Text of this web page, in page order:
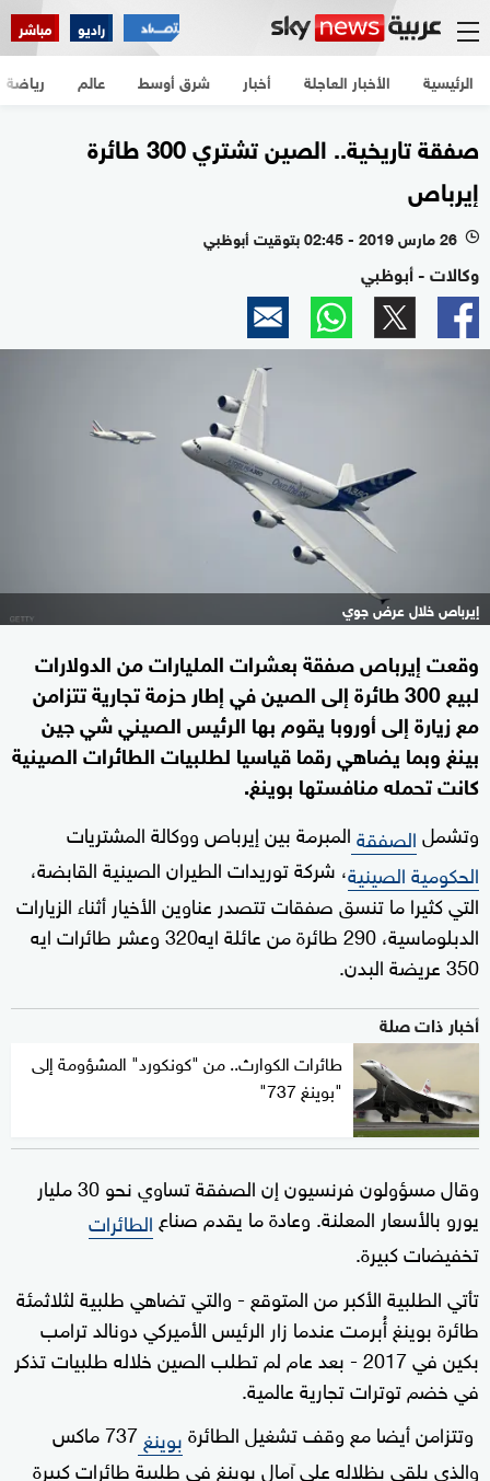
راديو مباشر
الرئيسية الأخبار العاجلة أخبار شرق أوسط عالم رياضة
صفقة تاريخية.. الصين تشتري 300 طائرة
إيرباص
l 26 مارس 2019 - 02:45 بتوقيت أبوظبي
وكالات - أبوظبي
إيرباص خلال عرض جوي
وقعت إيرباص صفقة بعشرات المليارات من الدولارات
لبيع 300 طائرة إلى الصين في إطار حزمة تجارية تتزامن
مع زيارة إلى أوروبا يقوم بها الرئيس الصيني شي جين
بينغ وبما يضاهي رقما قياسيا لطلبيات الطائرات الصينية
كانت تحمله منافستها بوينغ.
وتشملالصفقةالمبرمة بين إيرباص ووكالة المشتريات
الحكومية الصينية، شركة توريدات الطيران الصينية القابضة،
التي كثيرا ما تنسق صفقات تتصدر عناوين الأخيار أثناء الزيارات
الدبلوماسية، 290 طائرة من عائلة ايه320 وعشر طائرات ايه
350 عريضة البدن.
أخبار ذات صلة
طائرات الكوارث.. من "كونكورد" المشؤومة إلى
"بوينغ 737"
وقال مسؤولون فرنسيون إن الصفقة تساوي نحو 30 مليار
يورو بالأسعار المعلنة. وعادة ما يقدم صناع الطائرات
تخفيضات كبيرة.
تأتي الطلبية الأكبر من المتوقع - والتي تضاهي طلبية لثلاثمئة
طائرة بوينغ أُبرمت عندما زار الرئيس الأميركي دونالد ترامب
بكين في 2017 - بعد عام لم تطلب الصين خلاله طلبيات تذكر
في خضم توترات تجارية عالمية.
وتتزامن أيضا مع وقف تشغيل الطائرةبوينغ
737 ماكس
والذي يلقي بظلاله على آمال بوينغ في طلبية طائرات كبيرة